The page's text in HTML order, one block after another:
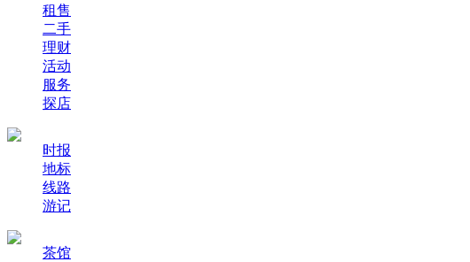
租售
二手
理财
活动
服务
探店
时报
地标
线路
游记
茶馆